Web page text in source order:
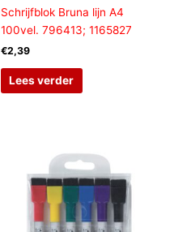
Schrijfblok Bruna lijn A4
100vel. 796413; 1165827
€2,39
Lees verder